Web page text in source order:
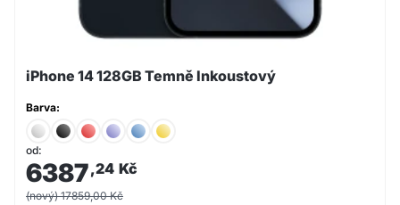
iPhone 14 128GB Temně Inkoustový
Barva:
od:
6387,24 Kč
(nový) 17859,00 Kč